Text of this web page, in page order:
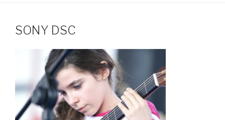
SONY DSC